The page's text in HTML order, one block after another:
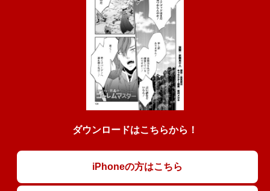
ダウンロードはこちらから！
iPhoneの方はこちら